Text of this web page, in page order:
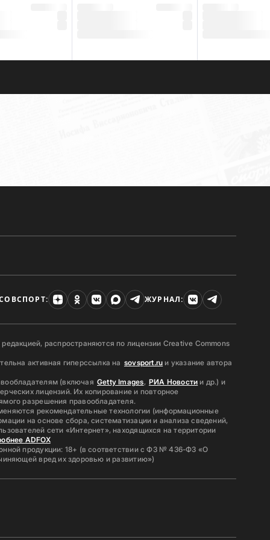
ЖУРНАЛ:
распространяются по лицензии Creative Commons
активная гиперссылка на sovsport.ru и указание автора
(включая Getty Images, РИА Новости и др.) и
лицензий. Их копирование и повторное
разрешения правообладателя.
рекомендательные технологии (информационные
на основе сбора, систематизации и анализа сведений,
сети «Интернет», находящихся на территории
ADFOX
продукции: 18+ (в соответствии с ФЗ № 436-ФЗ «О
вред их здоровью и развитию»)